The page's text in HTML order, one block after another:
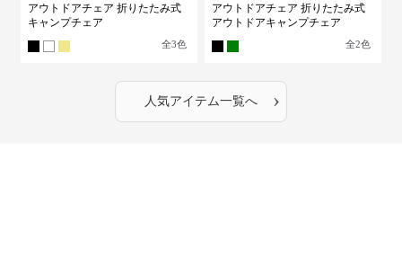
アウトドアチェア 折りたたみ式
キャンプチェア
全3色
アウトドアチェア 折りたたみ式
アウトドアキャンプチェア
全2色
人気アイテム一覧へ ›